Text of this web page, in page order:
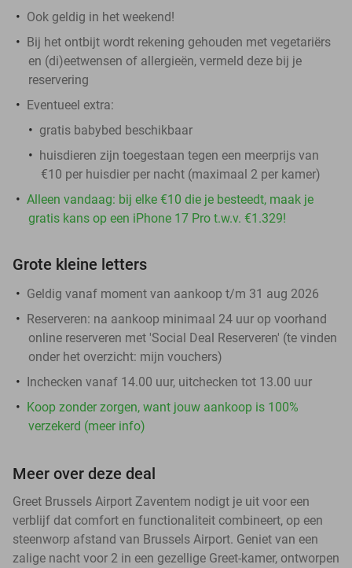
Ook geldig in het weekend!
Bij het ontbijt wordt rekening gehouden met vegetariërs
en (di)eetwensen of allergieën, vermeld deze bij je
reservering
Eventueel extra:
gratis babybed beschikbaar
huisdieren zijn toegestaan tegen een meerprijs van
€10 per huisdier per nacht (maximaal 2 per kamer)
Alleen vandaag: bij elke €10 die je besteedt, maak je
gratis kans op een iPhone 17 Pro t.w.v. €1.329!
Grote kleine letters
Geldig vanaf moment van aankoop t/m 31 aug 2026
Reserveren: na aankoop minimaal 24 uur op voorhand
online reserveren met 'Social Deal Reserveren' (te vinden
onder het overzicht: mijn vouchers)
Inchecken vanaf 14.00 uur, uitchecken tot 13.00 uur
Koop zonder zorgen, want jouw aankoop is 100%
verzekerd (meer info)
Meer over deze deal
Greet Brussels Airport Zaventem nodigt je uit voor een
verblijf dat comfort en functionaliteit combineert, op een
steenworp afstand van Brussels Airport. Geniet van een
zalige nacht voor 2 in een gezellige Greet-kamer, ontworpen